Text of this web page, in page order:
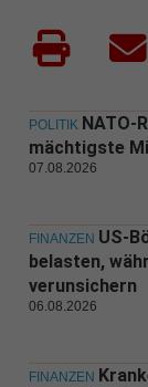
POLITIK NATO-
mächtigste
07.08.2026
FINANZEN US-
belasten,
verunsichern
06.08.2026
FINANZEN